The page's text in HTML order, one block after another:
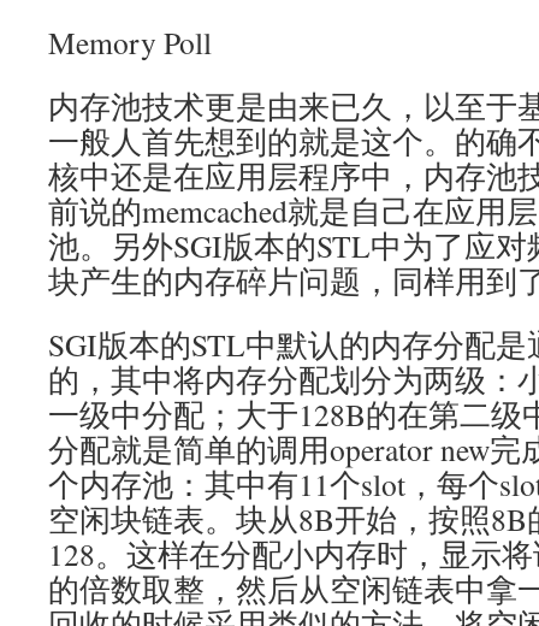
Memory Poll
内存池技术更是由来已久，以至于
一般人首先想到的就是这个。的确
核中还是在应用层程序中，内存池
前说的memcached就是自己在应用
池。另外SGI版本的STL中为了应
块产生的内存碎片问题，同样用到
SGI版本的STL中默认的内存分配是
的，其中将内存分配划分为两级：
一级中分配；大于128B的在第二级
分配就是简单的调用operator new
个内存池：其中有11个slot，每个
空闲块链表。块从8B开始，按照
128。这样在分配小内存时，显示
的倍数取整，然后从空闲链表中拿